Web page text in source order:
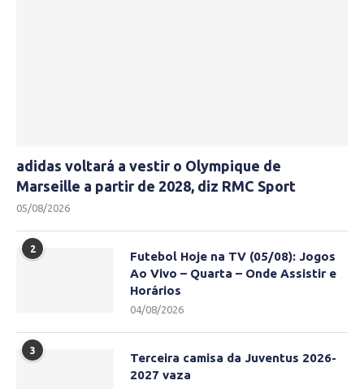
adidas voltará a vestir o Olympique de
Marseille a partir de 2028, diz RMC Sport
05/08/2026
2
Futebol Hoje na TV (05/08): Jogos
Ao Vivo – Quarta – Onde Assistir e
Horários
04/08/2026
3
Terceira camisa da Juventus 2026-
2027 vaza